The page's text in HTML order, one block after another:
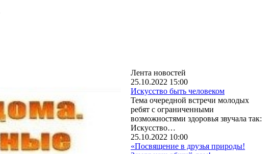
Лента новостей
25.10.2022 15:00
Искусство быть человеком
Тема очередной встречи молодых
ребят с ограниченными
возможностями здоровья звучала так:
Искусство…
25.10.2022 10:00
«Посвящение в друзья природы!